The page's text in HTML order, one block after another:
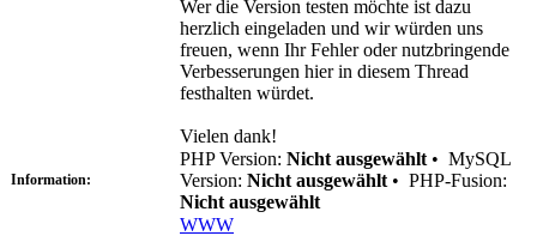
Wer die Version testen möchte ist dazu
herzlich eingeladen und wir würden uns
freuen, wenn Ihr Fehler oder nutzbringende
Verbesserungen hier in diesem Thread
festhalten würdet.
Vielen dank!
Information:
PHP Version: Nicht ausgewählt • MySQL
Version: Nicht ausgewählt • PHP-Fusion:
Nicht ausgewählt
WWW